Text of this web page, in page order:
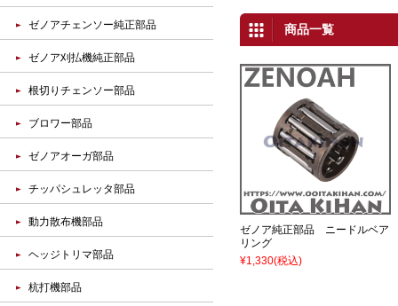
商品一覧
ゼノア純正部品 ニードルベア
リング
¥1,330(税込)
ゼノアチェンソー純正部品
ゼノア刈払機純正部品
根切りチェンソー部品
ブロワー部品
ゼノアオーガ部品
チッパシュレッタ部品
動力散布機部品
ヘッジトリマ部品
杭打機部品